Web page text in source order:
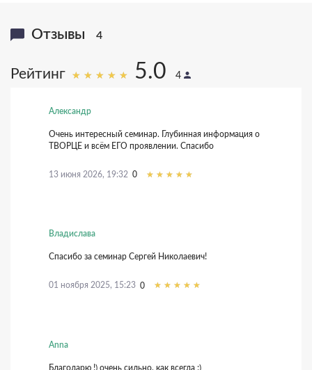
Отзывы 4
Рейтинг 5.0 4
Александр
Очень интересный семинар. Глубинная информация о
ТВОРЦЕ и всём ЕГО проявлении. Спасибо
13 июня 2026, 19:32 0
Владислава
Спасибо за семинар Сергей Николаевич!
01 ноября 2025, 15:23 0
Anna
Благодарю !) очень сильно, как всегда ;)